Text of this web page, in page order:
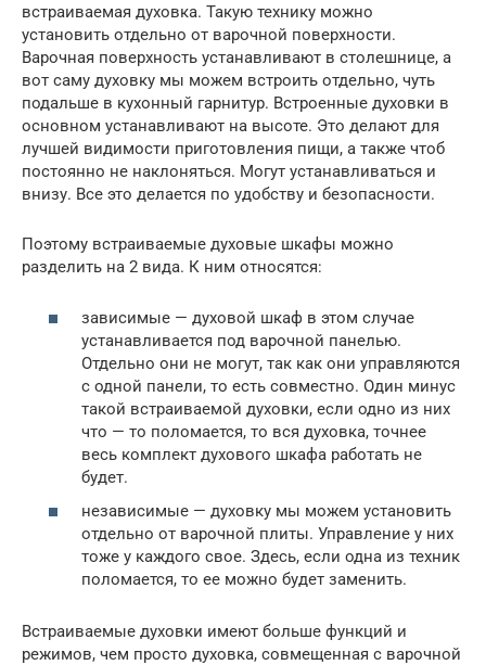
встраиваемая духовка. Такую технику можно
установить отдельно от варочной поверхности.
Варочная поверхность устанавливают в столешнице, а
вот саму духовку мы можем встроить отдельно, чуть
подальше в кухонный гарнитур. Встроенные духовки в
основном устанавливают на высоте. Это делают для
лучшей видимости приготовления пищи, а также чтоб
постоянно не наклоняться. Могут устанавливаться и
внизу. Все это делается по удобству и безопасности.
Поэтому встраиваемые духовые шкафы можно
разделить на 2 вида. К ним относятся:
зависимые — духовой шкаф в этом случае
устанавливается под варочной панелью.
Отдельно они не могут, так как они управляются
с одной панели, то есть совместно. Один минус
такой встраиваемой духовки, если одно из них
что — то поломается, то вся духовка, точнее
весь комплект духового шкафа работать не
будет.
независимые — духовку мы можем установить
отдельно от варочной плиты. Управление у них
тоже у каждого свое. Здесь, если одна из техник
поломается, то ее можно будет заменить.
Встраиваемые духовки имеют больше функций и
режимов, чем просто духовка, совмещенная с варочной